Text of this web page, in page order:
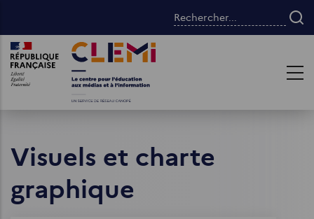
contenu
principal
Rechercher...
Images Images
Visuels et charte
graphique